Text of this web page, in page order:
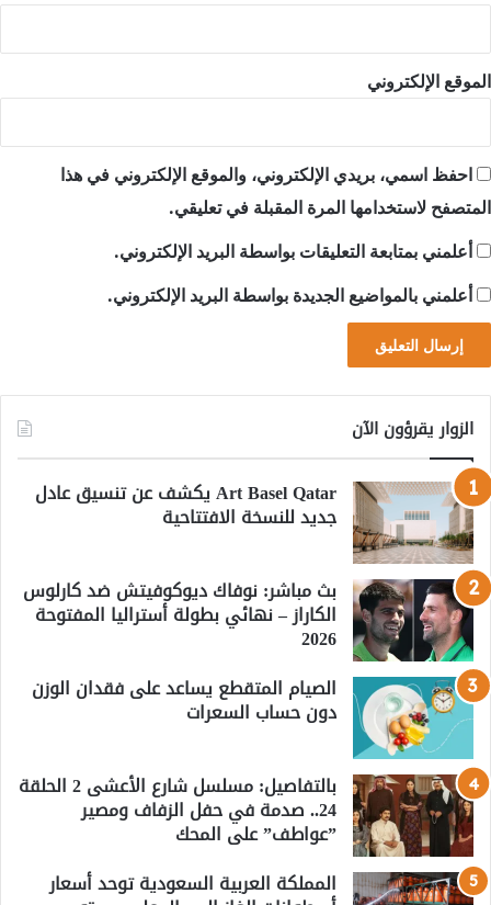
الموقع الإلكتروني
احفظ اسمي، بريدي الإلكتروني، والموقع الإلكتروني في هذا
المتصفح لاستخدامها المرة المقبلة في تعليقي.
أعلمني بمتابعة التعليقات بواسطة البريد الإلكتروني.
أعلمني بالمواضيع الجديدة بواسطة البريد الإلكتروني.
الزوار يقرؤون الآن
Art Basel Qatar يكشف عن تنسيق عادل
جديد للنسخة الافتتاحية
بث مباشر: نوفاك ديوكوفيتش ضد كارلوس
الكاراز – نهائي بطولة أستراليا المفتوحة
2026
الصيام المتقطع يساعد على فقدان الوزن
دون حساب السعرات
بالتفاصيل: مسلسل شارع الأعشى 2 الحلقة
24.. صدمة في حفل الزفاف ومصير
”عواطف” على المحك
المملكة العربية السعودية توحد أسعار